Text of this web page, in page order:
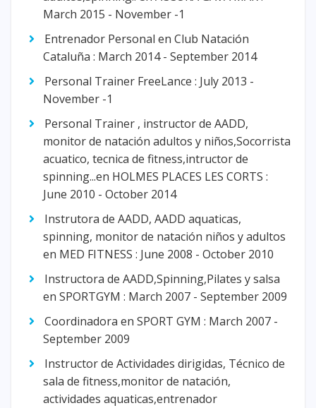
March 2015 - November -1
Entrenador Personal en Club Natación
Cataluña : March 2014 - September 2014
Personal Trainer FreeLance : July 2013 -
November -1
Personal Trainer , instructor de AADD,
monitor de natación adultos y niños,Socorrista
acuatico, tecnica de fitness,intructor de
spinning...en HOLMES PLACES LES CORTS :
June 2010 - October 2014
Instrutora de AADD, AADD aquaticas,
spinning, monitor de natación niños y adultos
en MED FITNESS : June 2008 - October 2010
Instructora de AADD,Spinning,Pilates y salsa
en SPORTGYM : March 2007 - September 2009
Coordinadora en SPORT GYM : March 2007 -
September 2009
Instructor de Actividades dirigidas, Técnico de
sala de fitness,monitor de natación,
actividades aquaticas,entrenador